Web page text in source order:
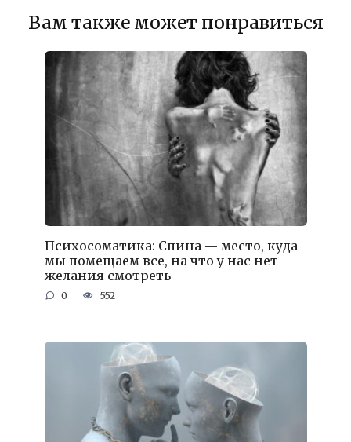
Вам также может понравиться
Психосоматика: Спина — место, куда
мы помещаем все, на что у нас нет
желания смотреть
0 552